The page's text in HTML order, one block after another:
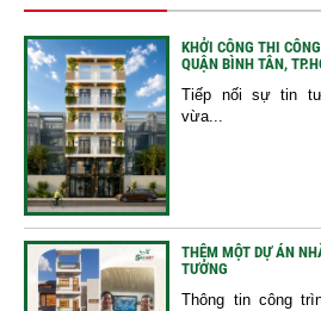
KHỞI CÔNG THI
QUẬN BÌNH TÂN,
Tiếp nối sự tin
vừa...
THÊM MỘT DỰ ÁN
TƯỞNG
Thông tin công